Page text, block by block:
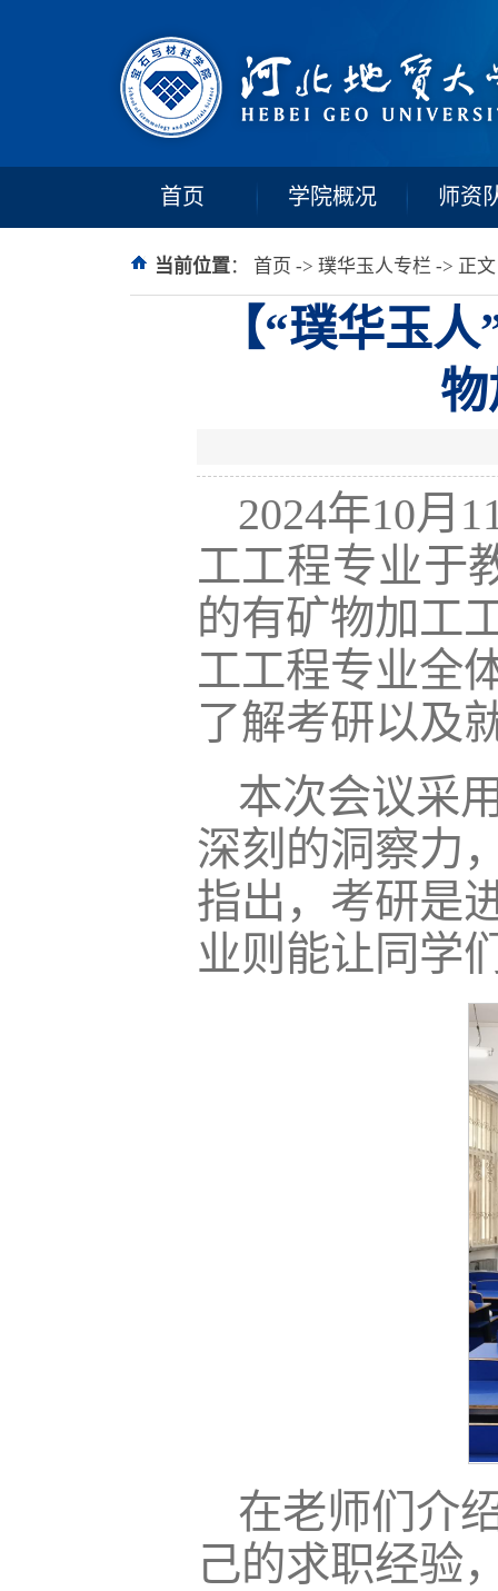
首页 学院概况 师资
当前位置： 首页 -> 璞华玉人专栏 -> 正文
【“璞华玉
2024年10月
工工程专业于
的有矿物加工
工工程专业全
了解考研以及
本次会议采
深刻的洞察力
指出，考研是
业则能让同学
在老师们介
己的求职经验